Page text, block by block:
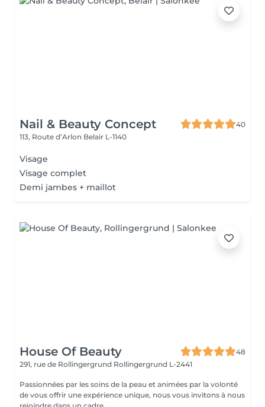
Nail & Beauty Concept
40
113, Route d’Arlon Belair L-1140
Visage
Visage complet
Demi jambes + maillot
House Of Beauty
48
291, rue de Rollingergrund Rollingergrund L-2441
Passionnées par les soins de la peau et animées par la volonté
de vous offrir une expérience unique, nous vous invitons à nous